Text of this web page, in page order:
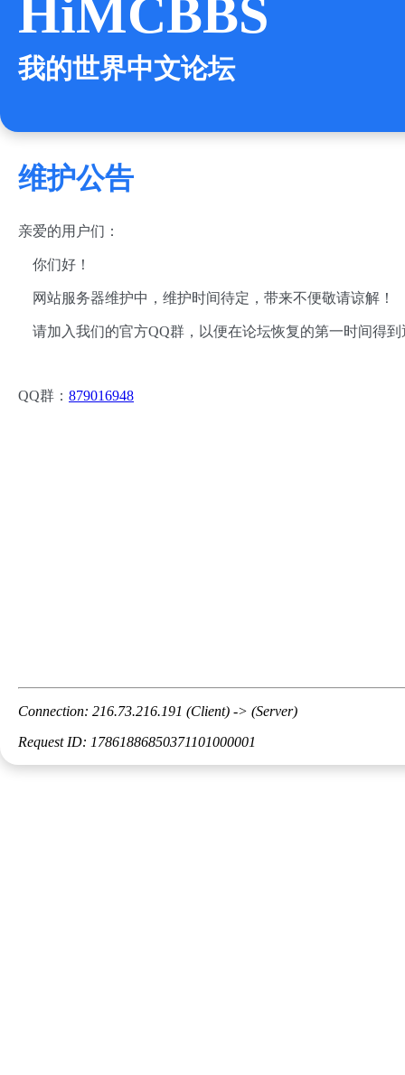
HiMCBBS
我的世界中文论坛
维护公告
亲爱的用户们：
你们好！
网站服务器维护中，维护时间待定，带来不便敬请谅解！
请加入我们的官方QQ群，以便在论坛恢复的第一时间得到
QQ群： 879016948
Connection: 216.73.216.191 (Client) -> (Server)
Request ID: 17861886850371101000001